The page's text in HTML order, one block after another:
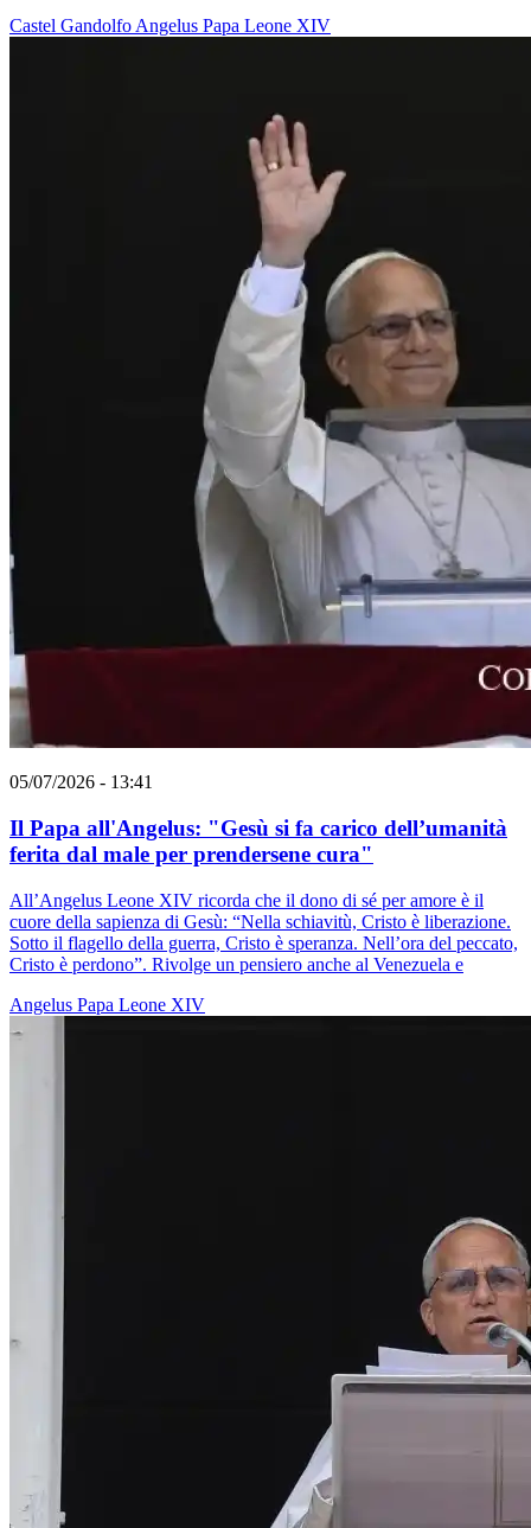
Castel GandolfoAngelus Papa Leone XIV
05/07/2026 - 13:41
Il Papa all'Angelus: "Gesù si fa carico dell’umanità
ferita dal male per prendersene cura"
All’Angelus Leone XIV ricorda che il dono di sé per amore è il
cuore della sapienza di Gesù: “Nella schiavitù, Cristo è liberazione.
Sotto il flagello della guerra, Cristo è speranza. Nell’ora del peccato,
Cristo è perdono”. Rivolge un pensiero anche al Venezuela e
Angelus Papa Leone XIV